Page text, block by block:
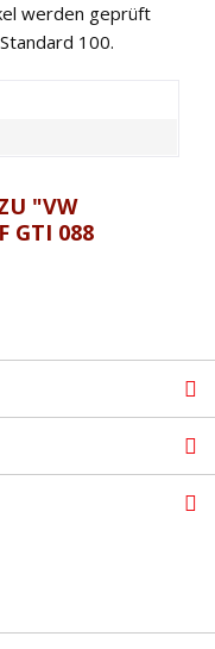
werden geprüft
100.
"VW
GTI 088